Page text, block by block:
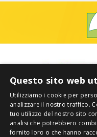
Questo sito web
Utilizziamo i cookie per
analizzare il nostro traffico.
tuo utilizzo del nostro sito
analisi che potrebbero
fornito loro o che hanno